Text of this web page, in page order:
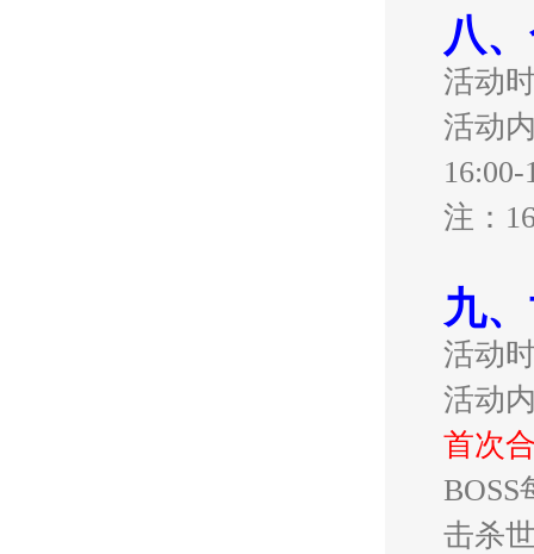
八、
活动
活动
注：
九、
活动
活动
首次
击杀